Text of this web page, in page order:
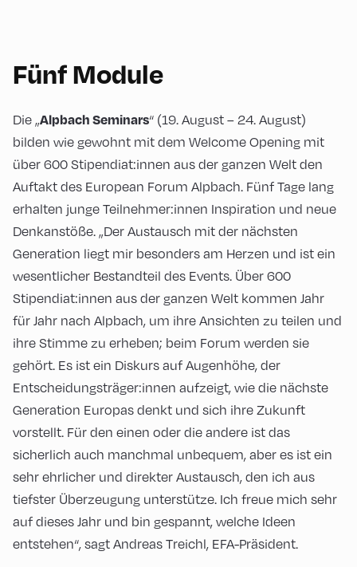
Fünf Module
Die „Alpbach Seminars“ (19. August – 24. August)
bilden wie gewohnt mit dem Welcome Opening mit
über 600 Stipendiat:innen aus der ganzen Welt den
Auftakt des European Forum Alpbach. Fünf Tage lang
erhalten junge Teilnehmer:innen Inspiration und neue
Denkanstöße. „Der Austausch mit der nächsten
Generation liegt mir besonders am Herzen und ist ein
wesentlicher Bestandteil des Events. Über 600
Stipendiat:innen aus der ganzen Welt kommen Jahr
für Jahr nach Alpbach, um ihre Ansichten zu teilen und
ihre Stimme zu erheben; beim Forum werden sie
gehört. Es ist ein Diskurs auf Augenhöhe, der
Entscheidungsträger:innen aufzeigt, wie die nächste
Generation Europas denkt und sich ihre Zukunft
vorstellt. Für den einen oder die andere ist das
sicherlich auch manchmal unbequem, aber es ist ein
sehr ehrlicher und direkter Austausch, den ich aus
tiefster Überzeugung unterstütze. Ich freue mich sehr
auf dieses Jahr und bin gespannt, welche Ideen
entstehen“, sagt Andreas Treichl, EFA-Präsident.